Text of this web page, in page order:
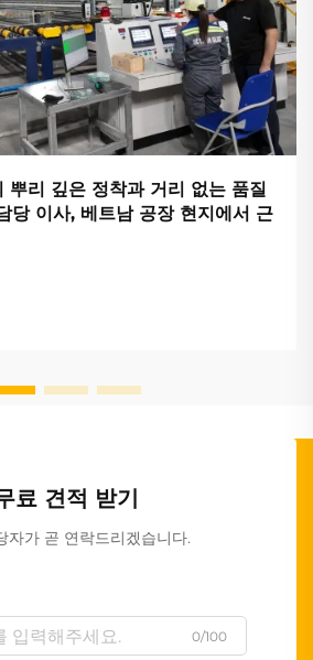
뿌리 깊은 정착과 거리 없는 품질
당 이사, 베트남 공장 현지에서 근
료 견적 받기
자가 곧 연락드리겠습니다.
0/100